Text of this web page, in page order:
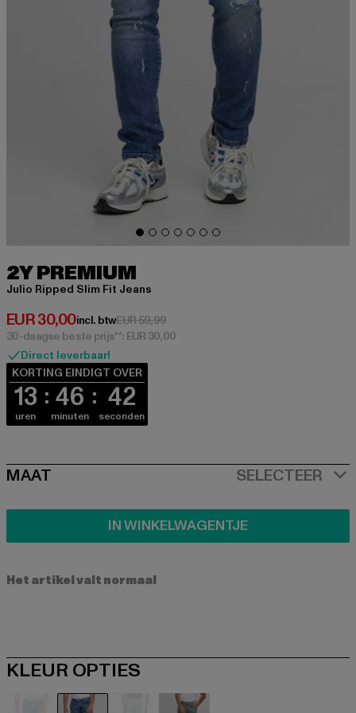
2Y PREMIUM
Julio Ripped Slim Fit Jeans
EUR 30,00
Huidige prijs: EUR 30,00
incl. btwEUR 59,99Actieprijs: EUR 59,99
30-daagse beste prijs**: EUR 30,00
Direct leverbaar!
KORTING EINDIGT OVER
13
uren
46
minuten
41
seconden
SIZE
MAAT SELECTEER
IN WINKELWAGENTJE
Het artikel valt normaal
KLEUR OPTIES